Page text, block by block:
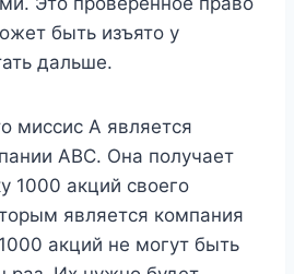
быть изъято у
дальше.
миссис А является
ABC. Она получает
1000 акций своего
является компания
акций не могут быть